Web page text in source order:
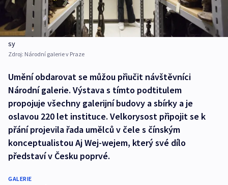
sy
Zdroj: Národní galerie v Praze
Umění obdarovat se můžou přiučit návštěvníci
Národní galerie. Výstava s tímto podtitulem
propojuje všechny galerijní budovy a sbírky a je
oslavou 220 let instituce. Velkorysost připojit se k
přání projevila řada umělců v čele s čínským
konceptualistou Aj Wej-wejem, který své dílo
představí v Česku poprvé.
GALERIE